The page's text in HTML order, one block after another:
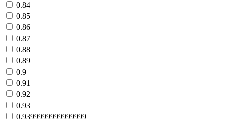
0.84
0.85
0.86
0.87
0.88
0.89
0.9
0.91
0.92
0.93
0.9399999999999999